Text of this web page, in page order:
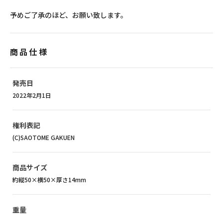
予めご了承のほど、お願い致します。
商品仕様
発売日
2022年2月1日
権利表記
(C)SAOTOME GAKUEN
商品サイズ
約縦50×横50×厚さ14mm
重量